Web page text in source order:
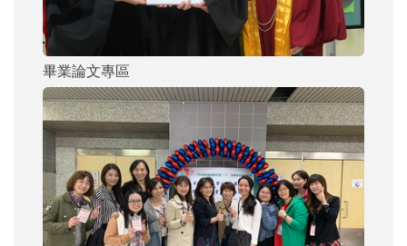
畢業論文專區